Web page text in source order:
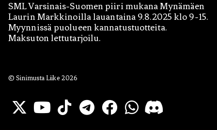
Hae:
SML Varsinais-Suomen piiri mukana Mynämäen
Laurin Markkinoilla lauantaina 9.8.2025 klo 9-15.
Myynnissä puolueen kannatustuotteita.
Maksuton lettutarjoilu.
© Sinimusta Liike 2026